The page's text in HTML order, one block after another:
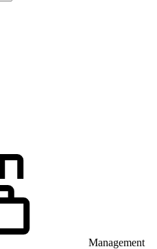
Management